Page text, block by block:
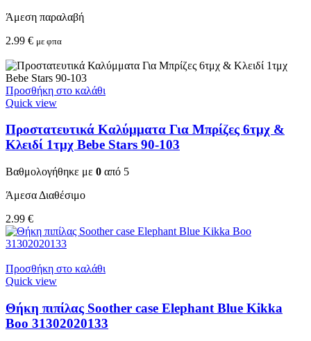
Άμεση παραλαβή
2.99 € με φπα
Προσθήκη στο καλάθι
Quick view
Προστατευτικά Καλύμματα Για Μπρίζες 6τμχ &
Κλειδί 1τμχ Bebe Stars 90-103
Βαθμολογήθηκε με 0 από 5
Άμεσα Διαθέσιμο
2.99 €
Προσθήκη στο καλάθι
Quick view
Θήκη πιπίλας Soother case Elephant Blue Kikka
Boo 31302020133